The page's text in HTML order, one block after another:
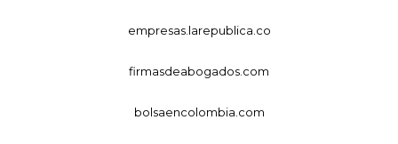
empresas.larepublica.co
firmasdeabogados.com
bolsaencolombia.com